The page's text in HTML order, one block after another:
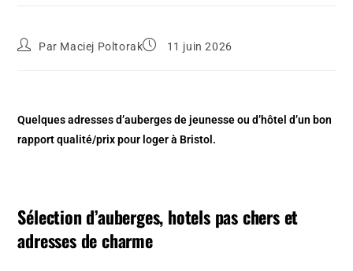
Par Maciej Poltorak 11 juin 2026
Quelques adresses d’auberges de jeunesse ou d’hôtel d’un bon
rapport qualité/prix pour loger à Bristol.
Sélection d’auberges, hotels pas chers et
adresses de charme